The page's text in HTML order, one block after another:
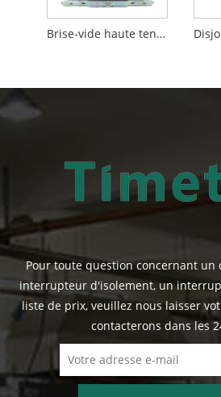
Brise-vide haute tension
Pour toute question concernant un
interrupteur d'isolement, un
liste de prix, veuillez nous laisser
contacterons dans les